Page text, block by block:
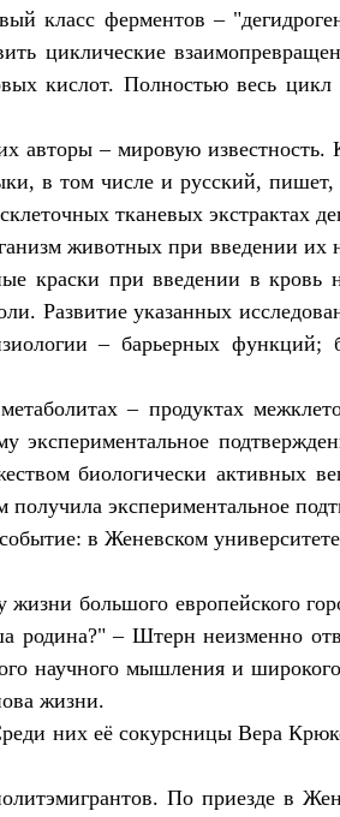
класс ферментов –
циклические
кислот. Полностью весь
– мировую
в том числе и русский, пишет,
тканевых экстрактах
животных при введении их
краски при введении в кровь
Развитие указанных
– барьерных
– продуктах
биологически активных
экспериментальное
в Женевском
большого европейского
родина?" – Штерн неизменно
научного мышления и
жизни.
них её сокурсницы Вера
По приезде в